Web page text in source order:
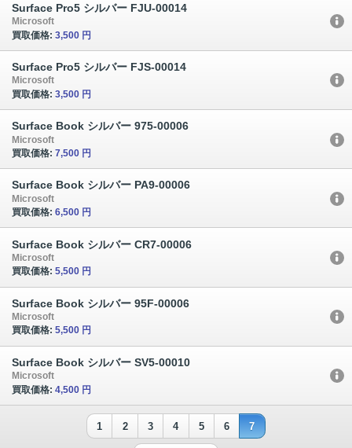
Surface Pro5 シルバー FJU-00014
Microsoft
買取価格: 3,500 円
Surface Pro5 シルバー FJS-00014
Microsoft
買取価格: 3,500 円
Surface Book シルバー 975-00006
Microsoft
買取価格: 7,500 円
Surface Book シルバー PA9-00006
Microsoft
買取価格: 6,500 円
Surface Book シルバー CR7-00006
Microsoft
買取価格: 5,500 円
Surface Book シルバー 95F-00006
Microsoft
買取価格: 5,500 円
Surface Book シルバー SV5-00010
Microsoft
買取価格: 4,500 円
1 2 3 4 5 6 7